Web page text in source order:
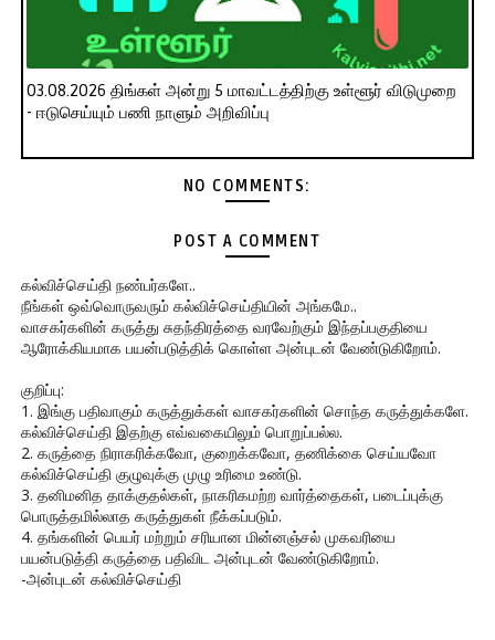
03.08.2026 திங்கள் அன்று 5 மாவட்டத்திற்கு உள்ளூர் விடுமுறை
- ஈடுசெய்யும் பணி நாளும் அறிவிப்பு
NO COMMENTS:
POST A COMMENT
கல்விச்செய்தி நண்பர்களே..
நீங்கள் ஒவ்வொருவரும் கல்விச்செய்தியின் அங்கமே..
வாசகர்களின் கருத்து சுதந்திரத்தை வரவேற்கும் இந்தப்பகுதியை
ஆரோக்கியமாக பயன்படுத்திக் கொள்ள அன்புடன் வேண்டுகிறோம்.
குறிப்பு:
1. இங்கு பதிவாகும் கருத்துக்கள் வாசகர்களின் சொந்த கருத்துக்களே.
கல்விச்செய்தி இதற்கு எவ்வகையிலும் பொறுப்பல்ல.
2. கருத்தை நிராகரிக்கவோ, குறைக்கவோ, தணிக்கை செய்யவோ
கல்விச்செய்தி குழுவுக்கு முழு உரிமை உண்டு.
3. தனிமனித தாக்குதல்கள், நாகரிகமற்ற வார்த்தைகள், படைப்புக்கு
பொருத்தமில்லாத கருத்துகள் நீக்கப்படும்.
4. தங்களின் பெயர் மற்றும் சரியான மின்னஞ்சல் முகவரியை
பயன்படுத்தி கருத்தை பதிவிட அன்புடன் வேண்டுகிறோம்.
-அன்புடன் கல்விச்செய்தி